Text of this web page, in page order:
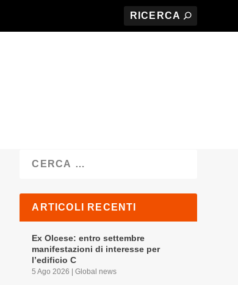
ARTICOLI RECENTI
Ex Olcese: entro settembre
manifestazioni di interesse per
l’edificio C
5 Ago 2026 |Global news